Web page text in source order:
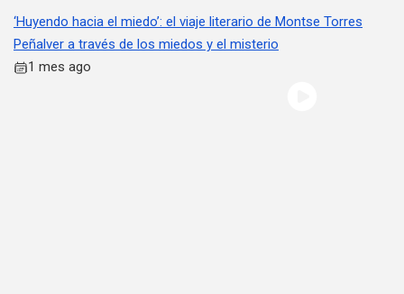
‘Huyendo hacia el miedo’: el viaje literario de Montse Torres
Peñalver a través de los miedos y el misterio
1 mes ago